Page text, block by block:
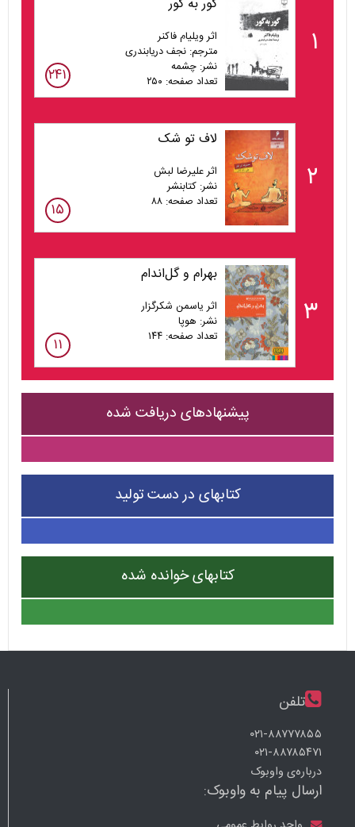
۱
گور به گور
اثر ویلیام فاکنر
مترجم: نجف دریابندری
نشر: چشمه
تعداد صفحه: ۲۵۰
۲۴۱
۲
لاف تو شک
اثر علیرضا لبش
نشر: کتابنشر
تعداد صفحه: ۸۸
۱۵
۳
بهرام و گل‌اندام
اثر یاسمن شکرگزار
نشر: هوپا
تعداد صفحه: ۱۴۴
۱۱
پیشنهادهای دریافت شده
کتابهای در دست تولید
کتابهای خوانده شده
تلفن
۰۲۱-۸۸۷۷۷۸۵۵
۰۲۱-۸۸۷۸۵۴۷۱
درباره‌ی واوبوک
ارسال پیام به واوبوک: